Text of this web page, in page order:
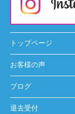
トップページ
お客様の声
ブログ
退去受付